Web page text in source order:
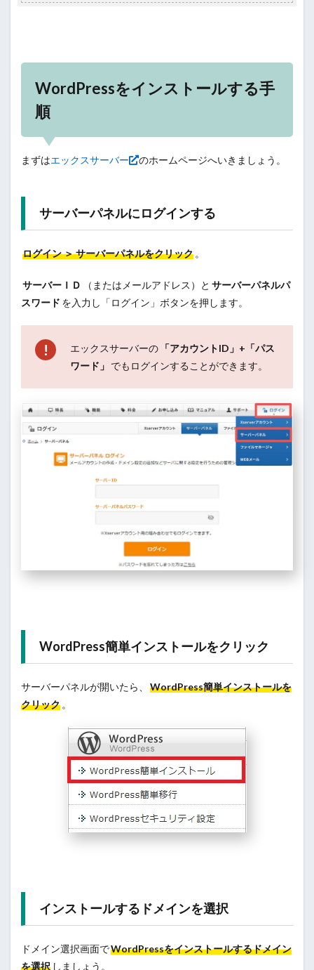
WordPressをインストールする手
順
まずはエックスサーバー のホームページへいきましょう。
サーバーパネルにログインする
ログイン ＞ サーバーパネルをクリック 。
サーバーＩＤ （またはメールアドレス）と サーバーパネルパ
スワード を入力し「ログイン」ボタンを押します。
エックスサーバーの 「アカウントID」+「パス
ワード」 でもログインすることができます。
WordPress簡単インストールをクリック
サーバーパネルが開いたら、
WordPress簡単インストールを
クリック 。
インストールするドメインを選択
ドメイン選択画面でWordPressをインストールするドメイン
を選択 しましょう。